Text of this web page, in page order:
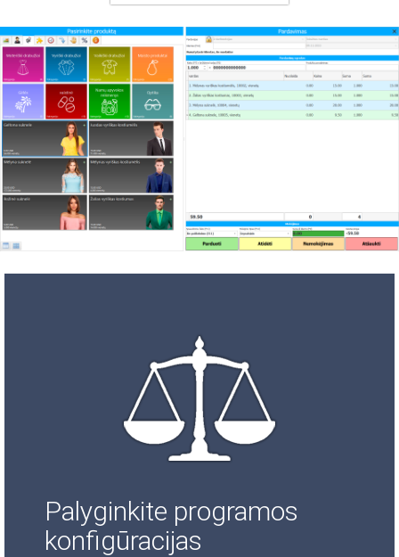
Palyginkite programos
konfigūracijas